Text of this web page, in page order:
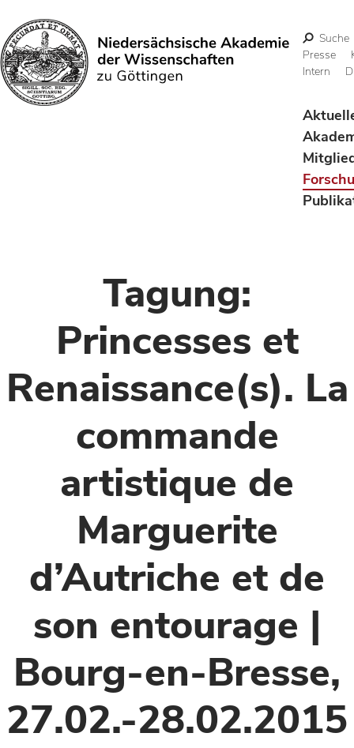
Suchen
Suche
Presse
Intern
Tagung:
Princesses et
Renaissance(s). La
commande
artistique de
Marguerite
d’Autriche et de
son entourage |
Bourg-en-Bresse,
27.02.-28.02.2015